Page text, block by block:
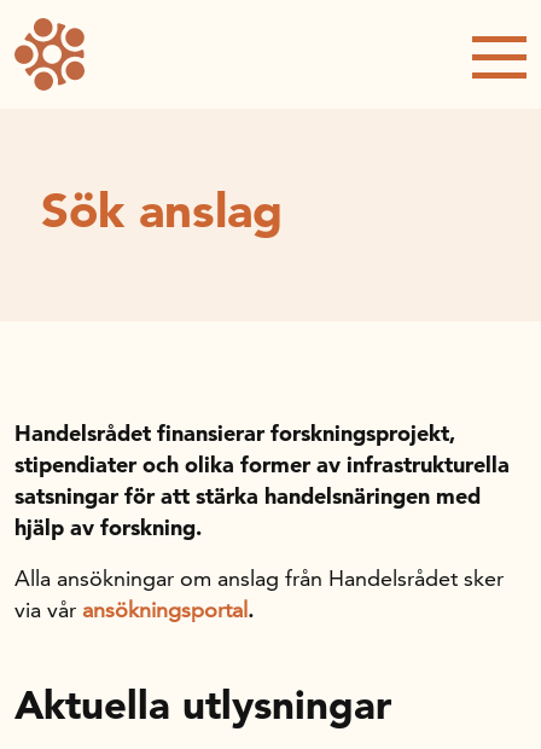
Forskning och utveckling
Forskningsprojekt
NRWC – Nordic Retail and Wholesale
conference
Sök anslag
Forskningsprojekt
Postdoc-stöd
Infrastrukturellt stöd
Planeringsanslag
Varför bidrar Handelsrådet?
Sök anslag
Handelsrådet finansierar forskningsprojekt,
stipendiater och olika former av infrastrukturella
satsningar för att stärka handelsnäringen med
hjälp av forskning.
Alla ansökningar om anslag från Handelsrådet sker
via vår ansökningsportal.
Aktuella utlysningar